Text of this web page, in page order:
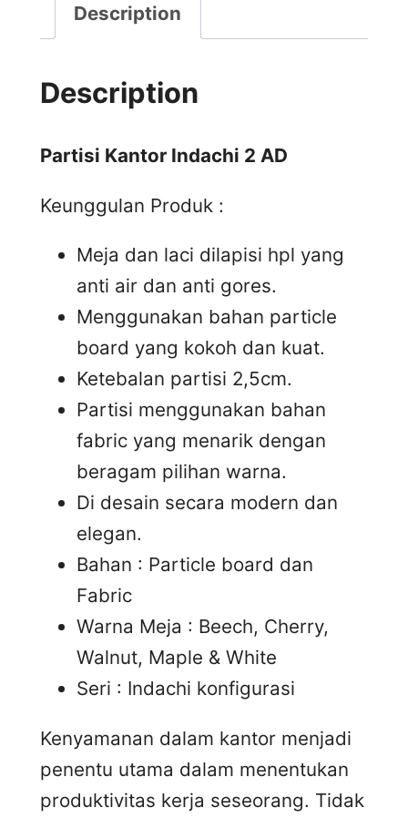
Description
Description
Partisi Kantor Indachi 2 AD
Keunggulan Produk :
Meja dan laci dilapisi hpl yang
anti air dan anti gores.
Menggunakan bahan particle
board yang kokoh dan kuat.
Ketebalan partisi 2,5cm.
Partisi menggunakan bahan
fabric yang menarik dengan
beragam pilihan warna.
Di desain secara modern dan
elegan.
Bahan : Particle board dan
Fabric
Warna Meja : Beech, Cherry,
Walnut, Maple & White
Seri : Indachi konfigurasi
Kenyamanan dalam kantor menjadi
penentu utama dalam menentukan
produktivitas kerja seseorang. Tidak